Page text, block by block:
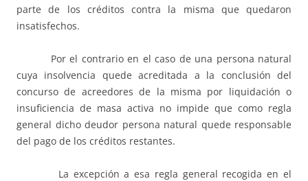
parte de los créditos contra la misma que quedaron
insatisfechos.
Por el contrario en el caso de una persona natural
cuya insolvencia quede acreditada a la conclusión del
concurso de acreedores de la misma por liquidación o
insuficiencia de masa activa no impide que como regla
general dicho deudor persona natural quede responsable
del pago de los créditos restantes.
La excepción a esa regla general recogida en el